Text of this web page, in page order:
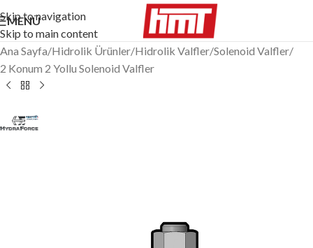
Skip to navigation
Skip to main content
MENÜ
Ana Sayfa/Hidrolik Ürünler/Hidrolik Valfler/Solenoid Valfler/
2 Konum 2 Yollu Solenoid Valfler